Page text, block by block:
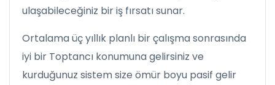
ulaşabileceğiniz bir iş fırsatı sunar.
Ortalama üç yıllık planlı bir çalışma sonrasında
iyi bir Toptancı konumuna gelirsiniz ve
kurduğunuz sistem size ömür boyu pasif gelir